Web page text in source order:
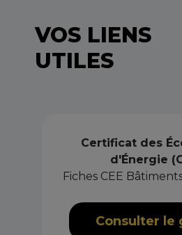
VOS LIENS
UTILES
Certificat des
d'Énergie
Fiches CEE
Consulter le